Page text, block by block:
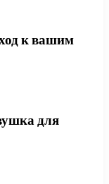
к вашим
для